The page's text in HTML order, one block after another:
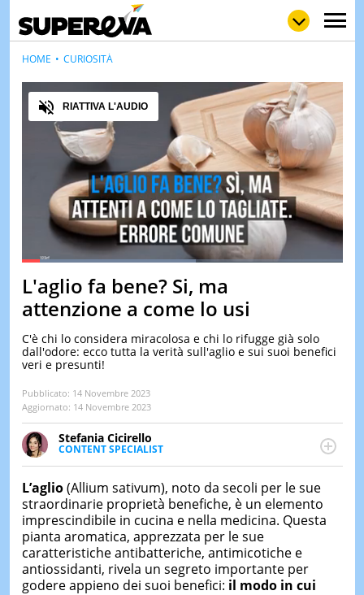
LOLGULP
LOVE
WOW
POP
NEWS
STORIE
VIDEO
& TV
&
OGGI
LE
Pause Unmute
Loaded:54.34%
Audio
RIATTIVA L'AUDIO
L'aglio fa bene? Si, ma
attenzione a come lo usi
C'è chi lo considera miracolosa e chi lo rifugge già solo
dall'odore: ecco tutta la verità sull'aglio e sui suoi benefici
veri e presunti!
Pubblicato: 14 Novembre 2023
Aggiornato: 14 Novembre 2023
Stefania Cicirello
CONTENT SPECIALIST
Content writer, video editor e fotografa, ha
conseguito un Master in Digital & Social Media
Marketing. Scrive articoli in ottica SEO e realizza
contenuti per social media, con focus su Costume &
Società, Moda e Bellezza.
HOME CURIOSITÀ
L’aglio(Allium sativum), noto da secoli per le sue
straordinarie proprietà benefiche, è un elemento
imprescindibile in cucina e nella medicina. Questa
pianta aromatica, apprezzata per le sue
caratteristiche antibatteriche, antimicotiche e
antiossidanti, rivela un segreto importante per
godere appieno dei suoi benefici: il modo in cui